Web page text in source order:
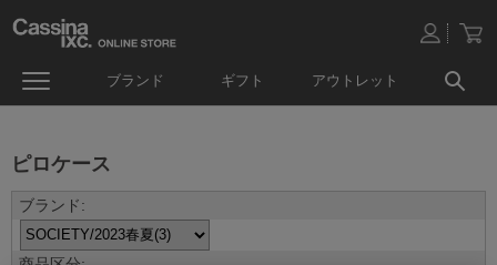
ブランド ギフト アウトレット
ピロケース